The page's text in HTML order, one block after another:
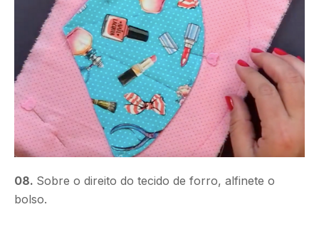
08. Sobre o direito do tecido de forro, alfinete o
bolso.